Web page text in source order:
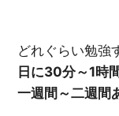
どれぐらい勉強
日に30分～1時
一週間～二週間